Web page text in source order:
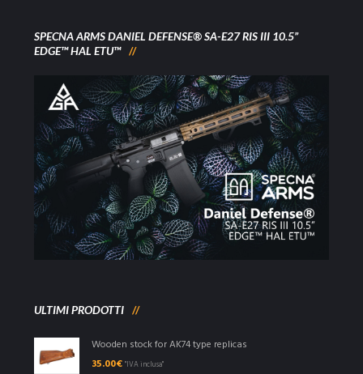
SPECNA ARMS DANIEL DEFENSE® SA-E27 RIS III 10.5”
EDGE™ HAL ETU™
ULTIMI PRODOTTI
Wooden stock for AK74 type replicas
35.00€ "IVA inclusa"